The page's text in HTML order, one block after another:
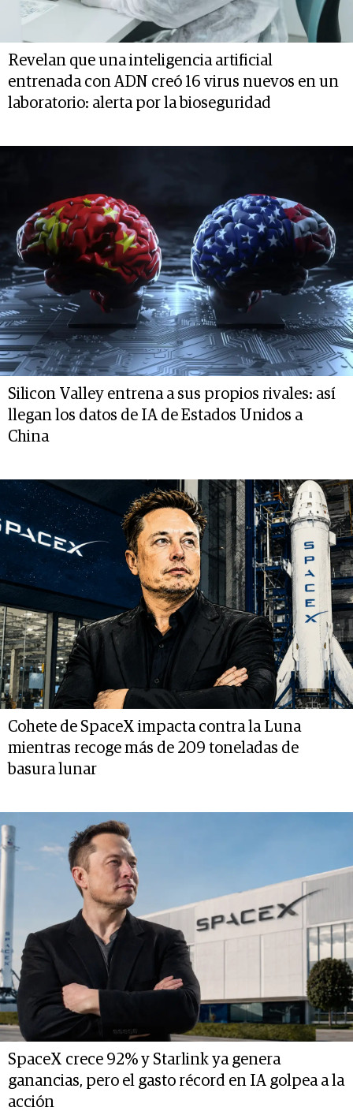
Revelan que una inteligencia artificial
entrenada con ADN creó 16 virus nuevos en un
laboratorio: alerta por la bioseguridad
Silicon Valley entrena a sus propios rivales: así
llegan los datos de IA de Estados Unidos a
China
Cohete de SpaceX impacta contra la Luna
mientras recoge más de 209 toneladas de
basura lunar
SpaceX crece 92% y Starlink ya genera
ganancias, pero el gasto récord en IA golpea a la
acción